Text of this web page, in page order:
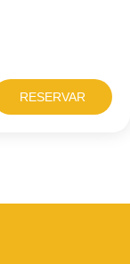
RESERVAR